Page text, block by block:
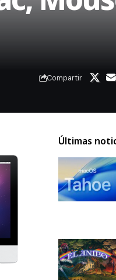
Compartir
Últimas